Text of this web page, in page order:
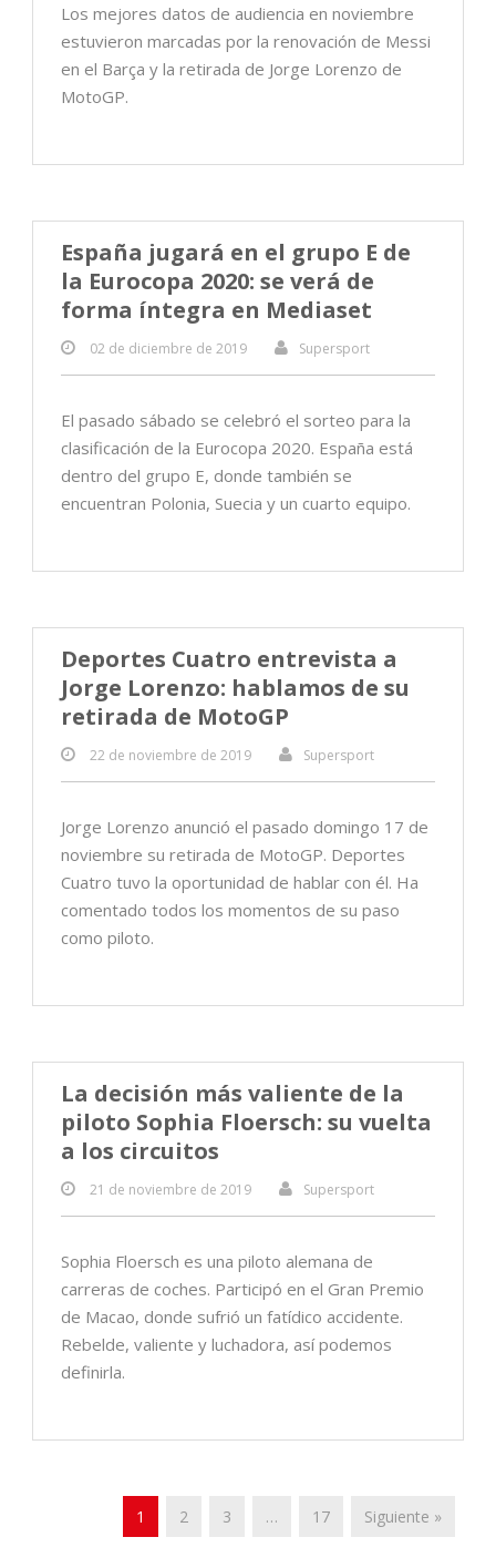
Los mejores datos de audiencia en noviembre
estuvieron marcadas por la renovación de Messi
en el Barça y la retirada de Jorge Lorenzo de
MotoGP.
España jugará en el grupo E de
la Eurocopa 2020: se verá de
forma íntegra en Mediaset
02 de diciembre de 2019 Supersport
El pasado sábado se celebró el sorteo para la
clasificación de la Eurocopa 2020. España está
dentro del grupo E, donde también se
encuentran Polonia, Suecia y un cuarto equipo.
Deportes Cuatro entrevista a
Jorge Lorenzo: hablamos de su
retirada de MotoGP
22 de noviembre de 2019 Supersport
Jorge Lorenzo anunció el pasado domingo 17 de
noviembre su retirada de MotoGP. Deportes
Cuatro tuvo la oportunidad de hablar con él. Ha
comentado todos los momentos de su paso
como piloto.
La decisión más valiente de la
piloto Sophia Floersch: su vuelta
a los circuitos
21 de noviembre de 2019 Supersport
Sophia Floersch es una piloto alemana de
carreras de coches. Participó en el Gran Premio
de Macao, donde sufrió un fatídico accidente.
Rebelde, valiente y luchadora, así podemos
definirla.
1 2 3 … 17 Siguiente »